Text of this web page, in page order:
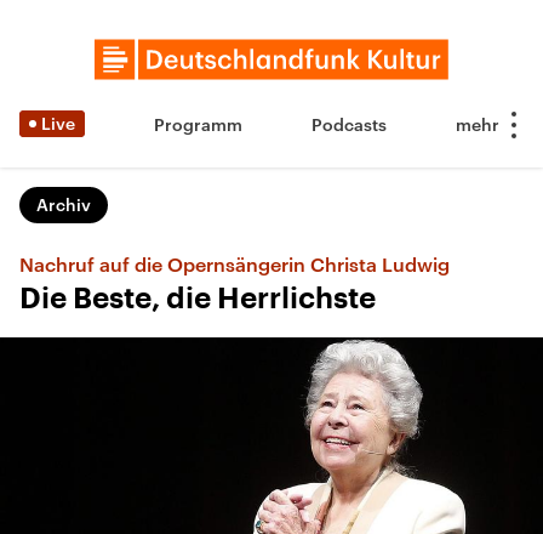
Live Programm Podcasts
Archiv
Nachruf auf die Opernsängerin Christa Ludwig
Die Beste, die Herrlichste